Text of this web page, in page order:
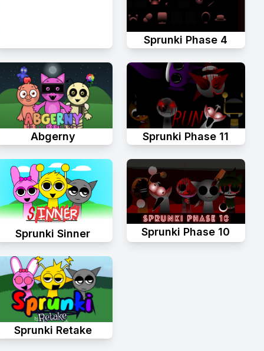
Sprunki Phase 4
Abgerny Sprunki Phase 11
Sprunki Sinner Sprunki Phase 10
Sprunki Retake